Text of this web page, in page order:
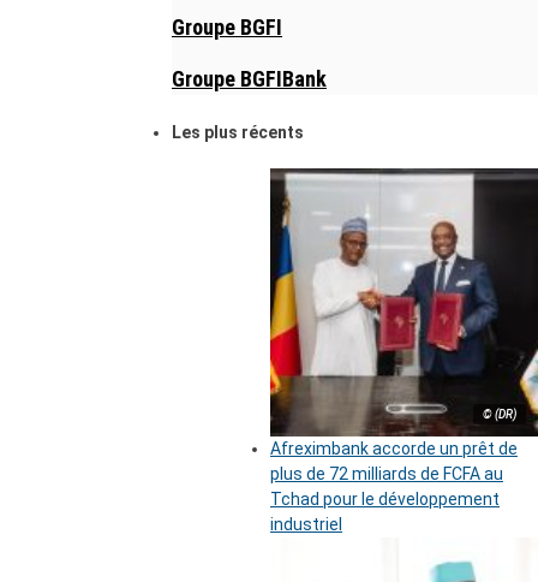
Groupe BGFI
Groupe BGFIBank
Les plus récents
© (DR)
Afreximbank accorde un prêt de
plus de 72 milliards de FCFA au
Tchad pour le développement
industriel